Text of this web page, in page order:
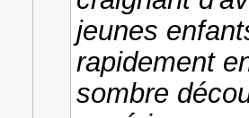
jeunes
rapidement
sombre